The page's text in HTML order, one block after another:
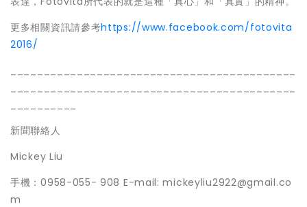
更多相關資訊請參考https://www.facebook.com/fotovita
2016/
新聞聯絡人
Mickey Liu
手機：0958-055- 908 E-mail: mickeyliu2922@gmail.co
m